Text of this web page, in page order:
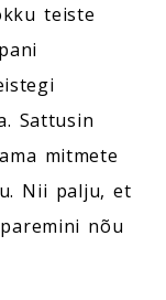
teiste
Sattusin
mitmete
Nii palju, et
nõu